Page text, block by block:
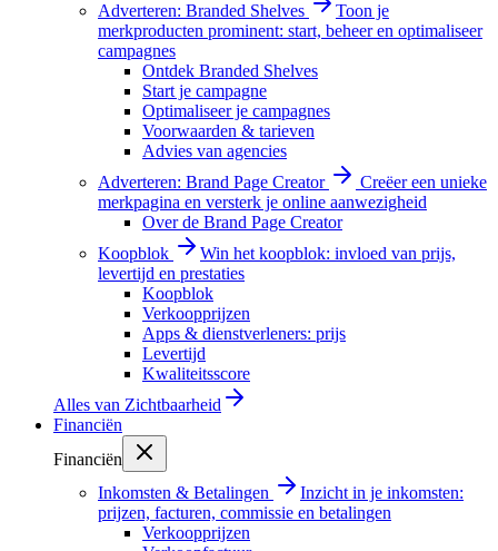
Adverteren: Branded Shelves
Toon je
merkproducten prominent: start, beheer en optimaliseer
campagnes
Ontdek Branded Shelves
Start je campagne
Optimaliseer je campagnes
Voorwaarden & tarieven
Advies van agencies
Adverteren: Brand Page Creator
Creëer een unieke
merkpagina en versterk je online aanwezigheid
Over de Brand Page Creator
Koopblok
Win het koopblok: invloed van prijs,
levertijd en prestaties
Koopblok
Verkoopprijzen
Apps & dienstverleners: prijs
Levertijd
Kwaliteitsscore
Alles van Zichtbaarheid
Financiën
Financiën
Inkomsten & Betalingen
Inzicht in je inkomsten:
prijzen, facturen, commissie en betalingen
Verkoopprijzen